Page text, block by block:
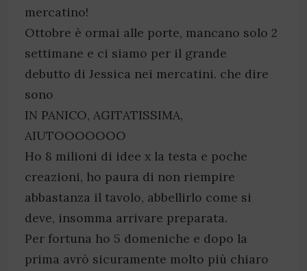
mercatino!
Ottobre è ormai alle porte, mancano solo 2
settimane e ci siamo per il grande
debutto di Jessica nei mercatini. che dire
sono
IN PANICO, AGITATISSIMA,
AIUTOOOOOOO
Ho 8 milioni di idee x la testa e poche
creazioni, ho paura di non riempire
abbastanza il tavolo, abbellirlo come si
deve, insomma arrivare preparata.
Per fortuna ho 5 domeniche e dopo la
prima avrò sicuramente molto più chiaro